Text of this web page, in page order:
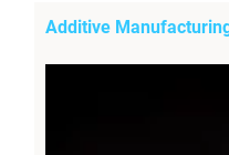
Additive